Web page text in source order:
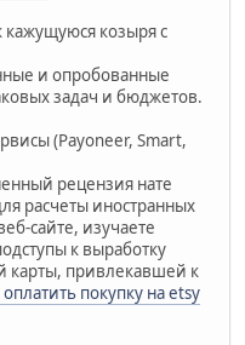
кажущуюся козыря с
и опробованные
задач и бюджетов.
(Payoneer, Smart,
рецензия нате
расчеты иностранных
сайте, изучаете
к выработку
карты, привлекавшей к
оплатить покупку на etsy